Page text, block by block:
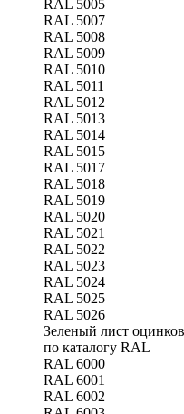
RAL 5005
RAL 5007
RAL 5008
RAL 5009
RAL 5010
RAL 5011
RAL 5012
RAL 5013
RAL 5014
RAL 5015
RAL 5017
RAL 5018
RAL 5019
RAL 5020
RAL 5021
RAL 5022
RAL 5023
RAL 5024
RAL 5025
RAL 5026
Зеленый лист
по каталогу RAL
RAL 6000
RAL 6001
RAL 6002